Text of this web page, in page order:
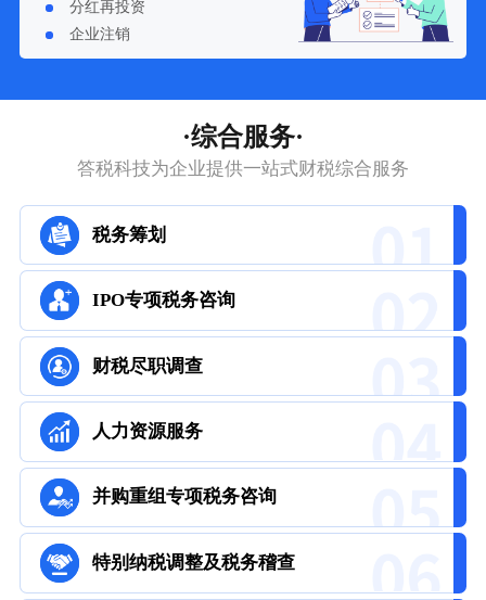
分红再投资
企业注销
·综合服务·
答税科技为企业提供一站式财税综合服务
税务筹划
IPO专项税务咨询
财税尽职调查
人力资源服务
并购重组专项税务咨询
特别纳税调整及税务稽查